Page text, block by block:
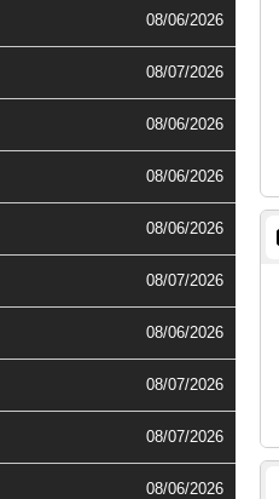
08/06/2026
08/07/2026
08/06/2026
08/06/2026
08/06/2026
08/07/2026
08/06/2026
08/07/2026
08/07/2026
08/06/2026